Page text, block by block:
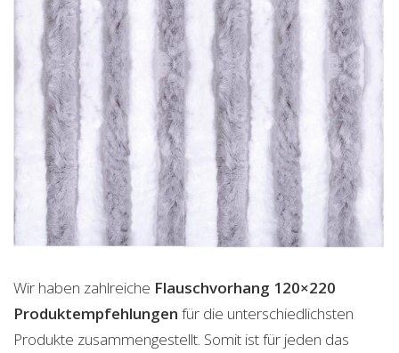
Wir haben zahlreiche Flauschvorhang 120×220
Produktempfehlungen für die unterschiedlichsten
Produkte zusammengestellt. Somit ist für jeden das